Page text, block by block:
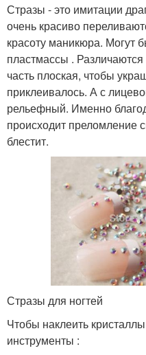
Стразы - это имитации
очень красиво
красоту маникюра. Могут
пластмассы .
часть плоская, чтобы
приклеивалось. А с
рельефный. Именно
происходит преломление
блестит.
Стразы для ногтей
Чтобы наклеить
инструменты :